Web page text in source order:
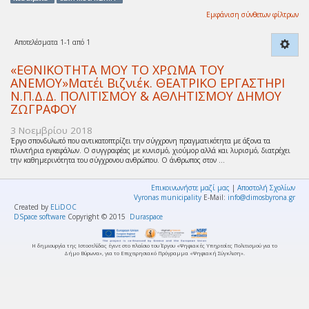
Εμφάνιση σύνθετων φίλτρων
Αποτελέσματα 1-1 από 1
«ΕΘΝΙΚΟΤΗΤΑ ΜΟΥ ΤΟ ΧΡΩΜΑ ΤΟΥ
ΑΝΕΜΟΥ»Ματέι Βιζνιέκ. ΘΕΑΤΡΙΚΟ ΕΡΓΑΣΤΗΡΙ
Ν.Π.Δ.Δ. ΠΟΛΙΤΙΣΜΟΥ & ΑΘΛΗΤΙΣΜΟΥ ΔΗΜΟΥ
ΖΩΓΡΑΦΟΥ
3 Νοεμβρίου 2018
Έργο σπονδυλωτό που αντικατοπτρίζει την σύγχρονη πραγματικότητα με άξονα τα
πλυντήρια εγκεφάλων. Ο συγγραφέας με κυνισμό, χιούμορ αλλά και λυρισμό, διατρέχει
την καθημερινότητα του σύγχρονου ανθρώπου. Ο άνθρωπος στον ...
Επικοινωνήστε μαζί μας | Αποστολή Σχολίων
Vyronas municipality E-Mail: info@dimosbyrona.gr
Created by ELiDOC
DSpace software Copyright © 2015 Duraspace
Η δημιουργία της Ιστοσελίδας έγινε στο πλαίσιο του Έργου «Ψηφιακές Υπηρεσίες Πολιτισμού για το
Δήμο Βύρωνα», για το Επιχειρησιακό Πρόγραμμα «Ψηφιακή Σύγκλιση».